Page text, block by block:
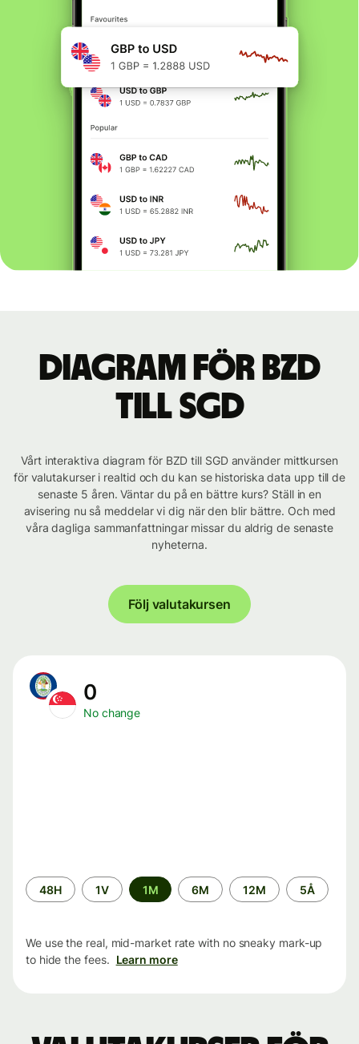
Diagram för BZD
till SGD
Vårt interaktiva diagram för BZD till SGD använder mittkursen
för valutakurser i realtid och du kan se historiska data upp till de
senaste 5 åren. Väntar du på en bättre kurs? Ställ in en
avisering nu så meddelar vi dig när den blir bättre. Och med
våra dagliga sammanfattningar missar du aldrig de senaste
nyheterna.
Följ valutakursen
0
No change
Time
period
48H 1V 1M 6M 12M 5Å
We use the real, mid-market rate with no sneaky mark-up
to hide the fees. Learn more